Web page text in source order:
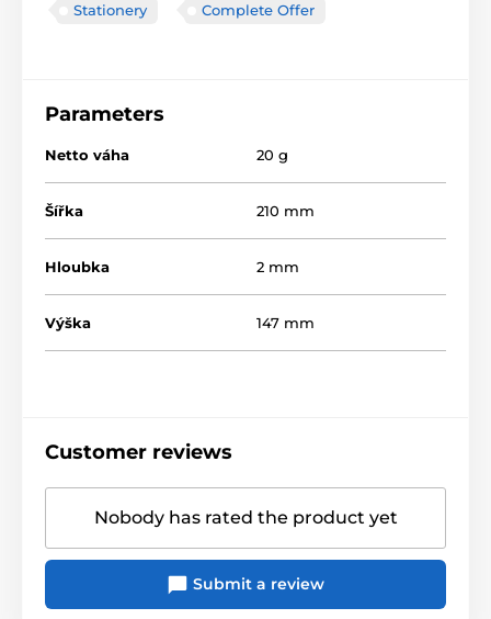
Stationery Complete Offer
Parameters
Netto váha 20 g
Šířka 210 mm
Hloubka 2 mm
Výška 147 mm
Customer reviews
Nobody has rated the product yet
Submit a review